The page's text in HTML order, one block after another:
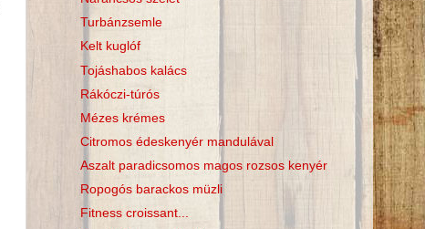
Turbánzsemle
Kelt kuglóf
Tojáshabos kalács
Rákóczi-túrós
Mézes krémes
Citromos édeskenyér mandulával
Aszalt paradicsomos magos rozsos kenyér
Ropogós barackos müzli
Fitness croissant...